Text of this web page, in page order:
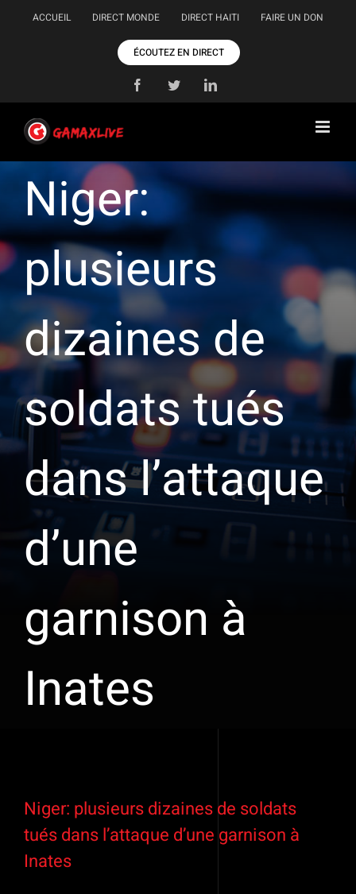
PasserACCUEIL DIRECT MONDE DIRECT HAITI FAIRE UN DON
ÉCOUTEZ EN DIRECT
FacebookTwitterLinkedIn
Niger:
plusieurs
dizaines de
soldats tués
dans l’attaque
d’une
garnison à
Inates
l'image
agrandie
Niger: plusieurs dizaines de soldats
tués dans l’attaque d’une garnison à
Inates